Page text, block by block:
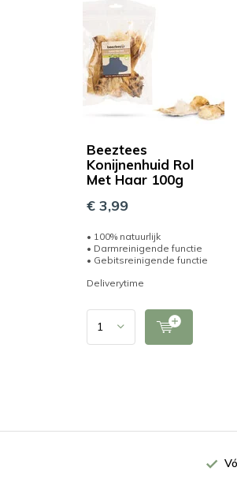
Beeztees
Konijnenhuid Rol
Met Haar 100g
€ 3,99
• 100% natuurlijk
• Darmreinigende functie
• Gebitsreinigende functie
Deliverytime